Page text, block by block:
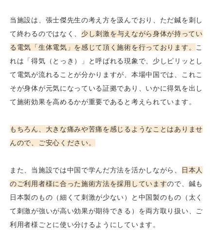
当施設は、張士傑先生の考え方を汲んでおり、ただ鍼を刺し
て終わるのではなく、 少し刺激を与えながら身体が持ってい
る電気「生体電気」を感じて頂く施術を行っております。 こ
れは「得気（とっき）」と呼ばれる現象で、少しピリッとし
て電気が流れることが分かりますが、本場中国では、これこ
そが身体が元気になっている証拠であり、いかに得気を出し
て施術効果を高めるかが重要であると考えられています。
もちろん、大きな痛みや苦痛を感じるようなことはありませ
んので、ご安心ください。
また、当施設では中国で学んだ方法を活かしながら、
日本人
のご利用者様に合った施術方法を採用していますので、鍼も
日本製のもの（細くて刺激が少ない）と中国製のもの（太く
て刺激が強いが高い効果が期待できる）を両方取り扱い、ご
利用者様ごとに使い分けるようにしています。